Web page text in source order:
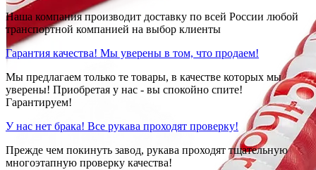
Наша компания производит доставку по всей России любой
транспортной компанией на выбор клиенты
Гарантия качества! Мы уверены в том, что продаем!
Мы предлагаем только те товары, в качестве которых мы
уверены! Приобретая у нас - вы спокойно спите!
Гарантируем!
У нас нет брака! Все рукава проходят проверку!
Прежде чем покинуть завод, рукава проходят тщательную
многоэтапную проверку качества!